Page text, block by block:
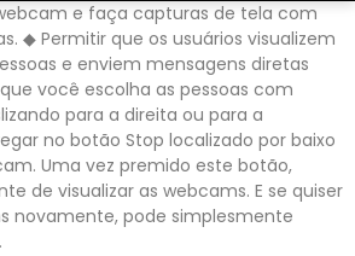
e faça capturas de tela com
◆ Permitir que os usuários visualizem
e enviem mensagens diretas
você escolha as pessoas com
para a direita ou para a
no botão Stop localizado por baixo
Uma vez premido este botão,
de visualizar as webcams. E se quiser
novamente, pode simplesmente